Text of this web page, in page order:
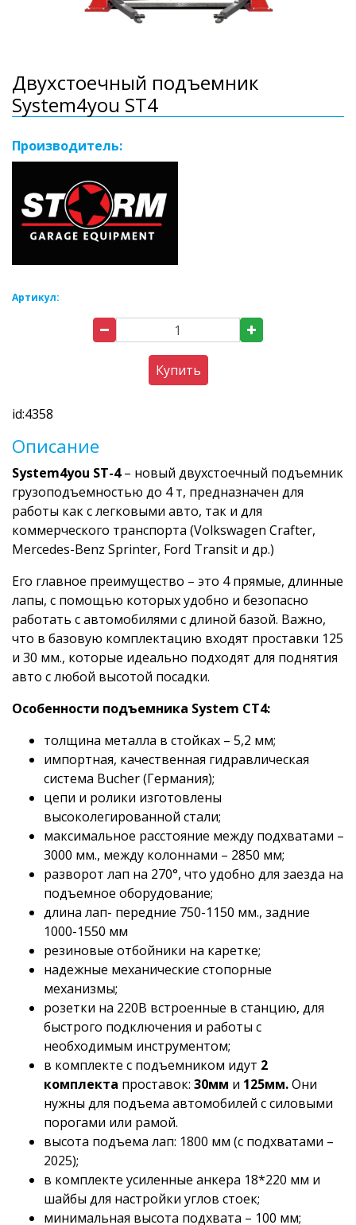
Двухстоечный подъемник
System4you ST4
Производитель:
Артикул:
Купить
id:4358
Описание
System4you ST-4– новый двухстоечный подъемник
грузоподъемностью до 4 т, предназначен для
работы как с легковыми авто, так и для
коммерческого транспорта (Volkswagen Crafter,
Mercedes-Benz Sprinter, Ford Transit и др.)
Его главное преимущество – это 4 прямые, длинные
лапы, с помощью которых удобно и безопасно
работать с автомобилями с длиной базой. Важно,
что в базовую комплектацию входят проставки 125
и 30 мм., которые идеально подходят для поднятия
авто с любой высотой посадки.
Особенности подъемника System СТ4:
толщина металла в стойках – 5,2 мм;
импортная, качественная гидравлическая
система Bucher (Германия);
цепи и ролики изготовлены
высоколегированной стали;
максимальное расстояние между подхватами –
3000 мм., между колоннами – 2850 мм;
разворот лап на 270°, что удобно для заезда на
подъемное оборудование;
длина лап- передние 750-1150 мм., задние
1000-1550 мм
резиновые отбойники на каретке;
надежные механические стопорные
механизмы;
розетки на 220В встроенные в станцию, для
быстрого подключения и работы с
необходимым инструментом;
в комплекте с подъемником идут 2
комплекта проставок: 30мм и 125мм.Они
нужны для подъема автомобилей с силовыми
порогами или рамой.
высота подъема лап: 1800 мм (с подхватами –
2025);
в комплекте усиленные анкера 18*220 мм и
шайбы для настройки углов стоек;
минимальная высота подхвата – 100 мм;